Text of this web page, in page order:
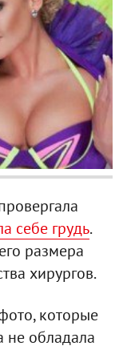
себе грудь.
размера
хирургов.
которые
не обладала